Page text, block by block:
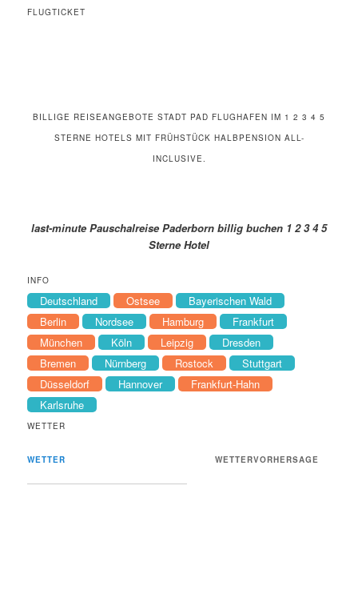
FLUGTICKET
BILLIGE REISEANGEBOTE STADT PAD FLUGHAFEN IM 1 2 3 4 5
STERNE HOTELS MIT FRÜHSTÜCK HALBPENSION ALL-
INCLUSIVE.
last-minute Pauschalreise Paderborn billig buchen 1 2 3 4 5
Sterne Hotel
INFO
Deutschland Ostsee
Bayerischen Wald
Berlin
Nordsee Hamburg
Frankfurt
München
Köln Leipzig
Dresden
Bremen
Nürnberg Rostock
Stuttgart
Düsseldorf
Hannover
Frankfurt-Hahn
Karlsruhe
WETTER
WETTER WETTERVORHERSAGE